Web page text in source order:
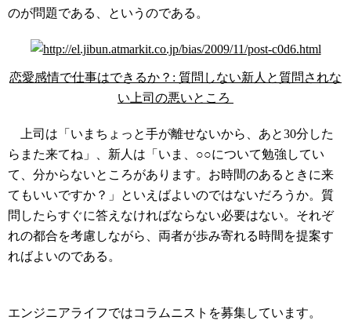
のが問題である、というのである。
恋愛感情で仕事はできるか？: 質問しない新人と質問されな
い上司の悪いところ
上司は「いまちょっと手が離せないから、あと30分した
らまた来てね」、新人は「いま、○○について勉強してい
て、分からないところがあります。お時間のあるときに来
てもいいですか？」といえばよいのではないだろうか。質
問したらすぐに答えなければならない必要はない。それぞ
れの都合を考慮しながら、両者が歩み寄れる時間を提案す
ればよいのである。
エンジニアライフではコラムニストを募集しています。